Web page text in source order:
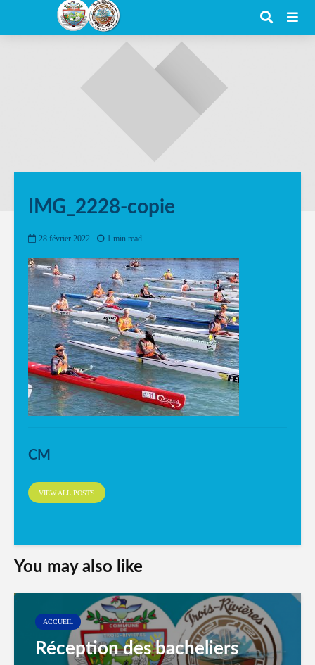
IMG_2228-copie
28 février 2022 1 min read
CM
VIEW ALL POSTS
You may also like
ACCUEIL
Réception des bacheliers